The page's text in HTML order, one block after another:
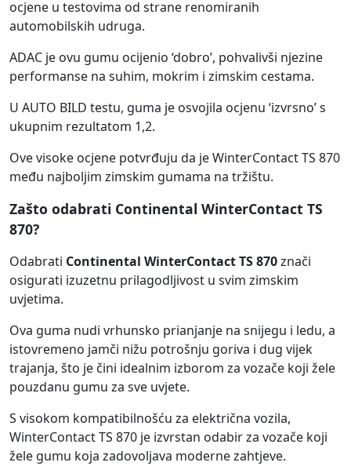
ocjene u testovima od strane renomiranih
automobilskih udruga.
ADAC je ovu gumu ocijenio ‘dobro’, pohvalivši njezine
performanse na suhim, mokrim i zimskim cestama.
U AUTO BILD testu, guma je osvojila ocjenu ‘izvrsno’ s
ukupnim rezultatom 1,2.
Ove visoke ocjene potvrđuju da je WinterContact TS 870
među najboljim zimskim gumama na tržištu.
Zašto odabrati Continental WinterContact TS
870?
Odabrati Continental WinterContact TS 870znači
osigurati izuzetnu prilagodljivost u svim zimskim
uvjetima.
Ova guma nudi vrhunsko prianjanje na snijegu i ledu, a
istovremeno jamči nižu potrošnju goriva i dug vijek
trajanja, što je čini idealnim izborom za vozače koji žele
pouzdanu gumu za sve uvjete.
S visokom kompatibilnošću za električna vozila,
WinterContact TS 870 je izvrstan odabir za vozače koji
žele gumu koja zadovoljava moderne zahtjeve.